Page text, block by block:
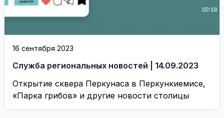
16 сентября 2023
Служба региональных новостей | 14.09.2023
Открытие сквера Перкунаса в Перкункиемисе,
«Парка грибов» и другие новости столицы